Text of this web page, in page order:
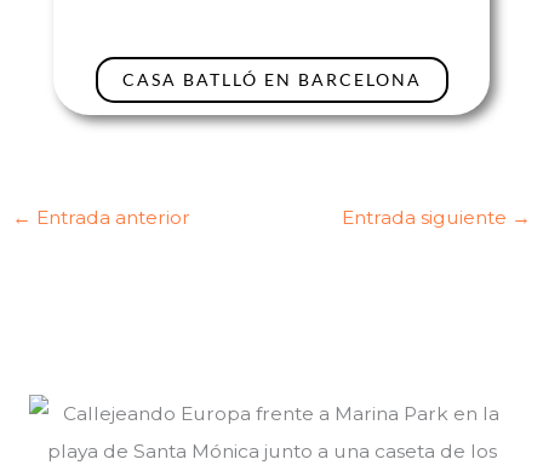
CASA BATLLÓ EN BARCELONA
← Entrada anterior Entrada siguiente →